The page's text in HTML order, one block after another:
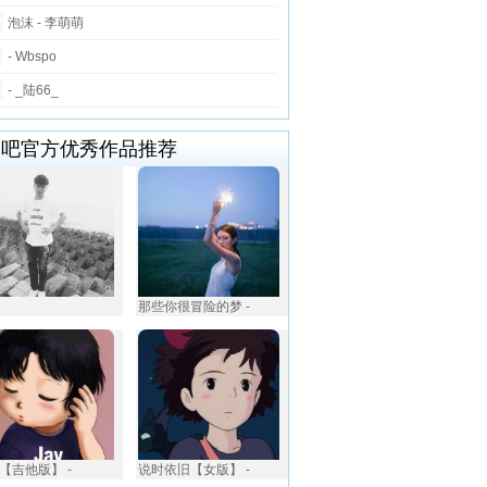
泡沫 - 李萌萌
- Wbspo
- _陆66_
官方优秀作品推荐
那些你很冒险的梦 -
吉他版】 - 说时依旧【女版】 -